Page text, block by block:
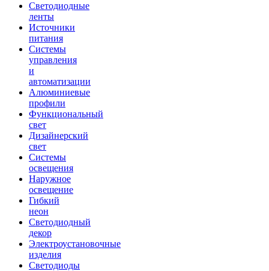
Светодиодные
ленты
Источники
питания
Системы
управления
и
автоматизации
Алюминиевые
профили
Функциональный
свет
Дизайнерский
свет
Системы
освещения
Наружное
освещение
Гибкий
неон
Светодиодный
декор
Электроустановочные
изделия
Светодиоды